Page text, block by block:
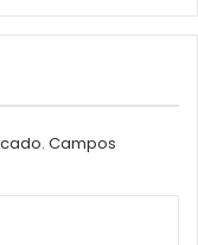
Campos